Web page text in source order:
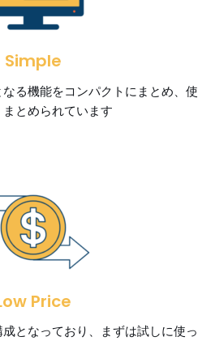
Simple
る機能をコンパクトにまとめ、使
とめられています
Price
となっており、まずは試しに使っ